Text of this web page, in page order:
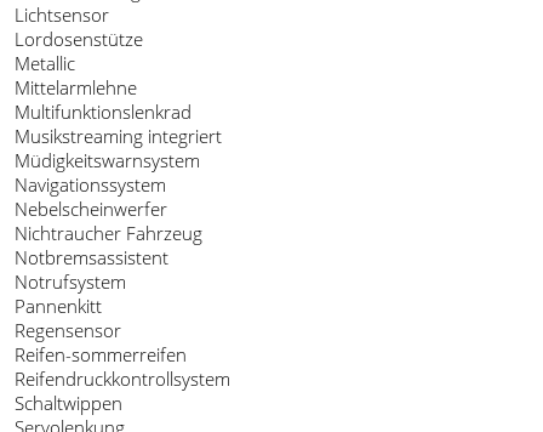
Lichtsensor
Lordosenstütze
Metallic
Mittelarmlehne
Multifunktionslenkrad
Musikstreaming integriert
Müdigkeitswarnsystem
Navigationssystem
Nebelscheinwerfer
Nichtraucher Fahrzeug
Notbremsassistent
Notrufsystem
Pannenkitt
Regensensor
Reifen-sommerreifen
Reifendruckkontrollsystem
Schaltwippen
Servolenkung